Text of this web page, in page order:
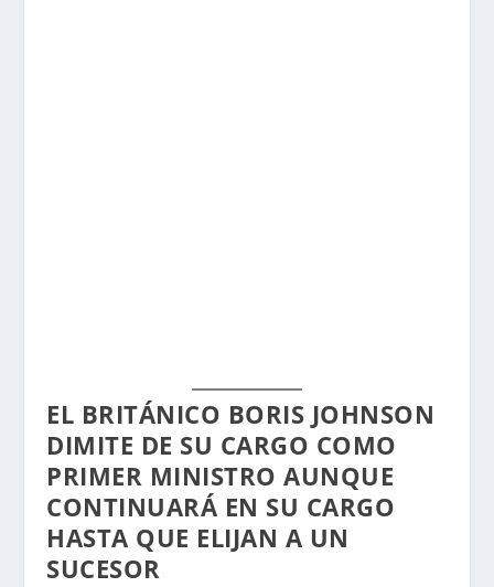
EL BRITÁNICO BORIS JOHNSON
DIMITE DE SU CARGO COMO
PRIMER MINISTRO AUNQUE
CONTINUARÁ EN SU CARGO
HASTA QUE ELIJAN A UN
SUCESOR